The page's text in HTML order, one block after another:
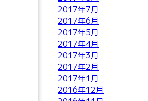
2017年7月
2017年6月
2017年5月
2017年4月
2017年3月
2017年2月
2017年1月
2016年12月